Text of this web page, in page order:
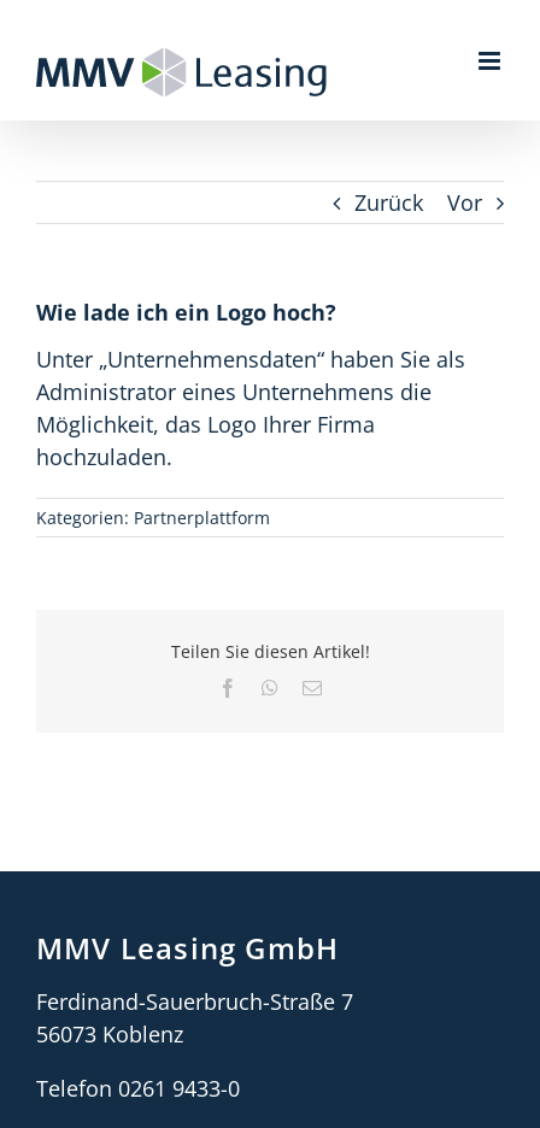
springen
Zurück Vor
Wie lade ich ein Logo hoch?
Unter „Unternehmensdaten“ haben Sie als
Administrator eines Unternehmens die
Möglichkeit, das Logo Ihrer Firma
hochzuladen.
Kategorien: Partnerplattform
Teilen Sie diesen Artikel!
FacebookWhatsApp
E-
MMV Leasing GmbH
Ferdinand-Sauerbruch-Straße 7
56073 Koblenz
Telefon 0261 9433-0